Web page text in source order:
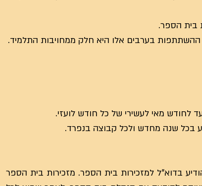
מאי לעשירי של כל חודש לועזי.
בדוא"ל למזכירות בית הספר. מזכירות בית הספר